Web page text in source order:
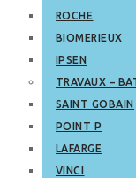
ROCHE
BIOMERIEUX
IPSEN
TRAVAUX –
SAINT GOBAIN
POINT P
LAFARGE
VINCI